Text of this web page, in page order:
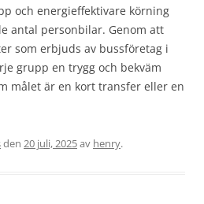
och energieffektivare körning
antal personbilar. Genom att
som erbjuds av bussföretag i
grupp en trygg och bekväm
målet är en kort transfer eller en
den 20 juli, 2025av henry.